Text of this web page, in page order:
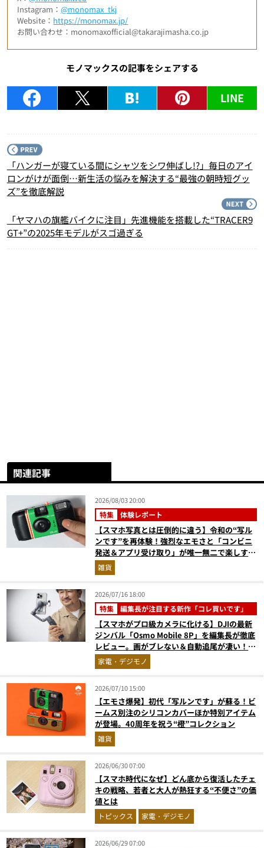
Instagram：@monomax_tkj
Website： https://monomax.jp/
お問い合わせ：monomaxofficial@takarajimasha.co.jp
モノマックスの記事をシェアする
LINE
「ハンガーが寝ている間にシャツをシワ伸ばし!?」毎日のアイ
ロンがけが面倒…新生活の悩みを解決する“最強の朝時短グッ
ズ”を徹底解説
「ヤマハの旗艦バイクに注目」先進機能を搭載した“TRACER9
GT+”の2025年モデルがスゴ過ぎる
関連記事
2026/08/03 20:00
特集 体験レポート
【スマホ写真とは圧倒的に違う】令和の“写ル
ンです”を再体験！強烈なエモさと「コンビニ
発送＆アプリ受け取り」が唯一無二で楽しすぎ
た雑貨
2026/07/16 18:00
特集 編集長が注目する新作「コレ買いです」
【スマホがプロ級カメラに化ける】DJIの最新
ジンバル「Osmo Mobile 8P」を編集長が徹底
レビュー。画がブレない＆自動追尾が凄い！
『コレ買いです』Vol.170
家電・デジモノ
2026/07/10 15:00
【エモさ爆発】初代「写ルンです」が蘇る！ビ
ームス別注のシリコンカバーほか特別アイテム
が登場。40周年を祝う“橙”コレクション
雑貨
2026/06/30 07:00
【スマホ時代になぜ】どん底から復活したチェ
キの戦略、若者と大人が熱狂する“不便さ”の価
値とは
トピックス 家電・デジモノ
2026/06/29 07:00